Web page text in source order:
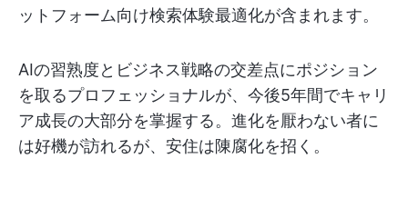
ットフォーム向け検索体験最適化が含まれます。
AIの習熟度とビジネス戦略の交差点にポジション
を取るプロフェッショナルが、今後5年間でキャリ
ア成長の大部分を掌握する。進化を厭わない者に
は好機が訪れるが、安住は陳腐化を招く。